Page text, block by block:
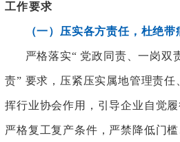
工作要求
（一）压实各方责任，杜绝带
严格落实“ 党政同责、一岗双
责” 要求，压紧压实属地管理责
挥行业协会作用，引导企业自觉履
严格复工复产条件，严禁降低门